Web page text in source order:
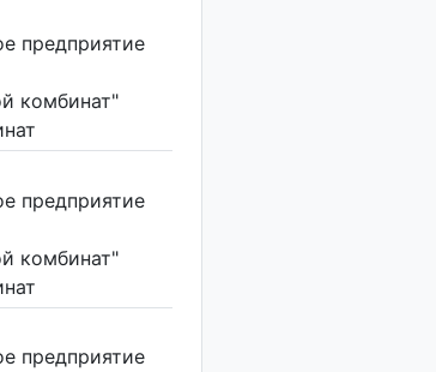
предприятие
комбинат"
предприятие
комбинат"
предприятие